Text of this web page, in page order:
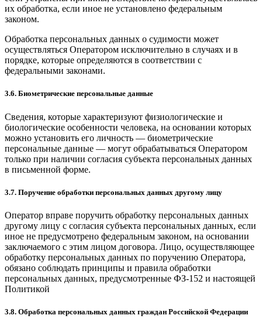
их обработка, если иное не установлено федеральным
законом.
Обработка персональных данных о судимости может
осуществляться Оператором исключительно в случаях и в
порядке, которые определяются в соответствии с
федеральными законами.
3.6. Биометрические персональные данные
Сведения, которые характеризуют физиологические и
биологические особенности человека, на основании которых
можно установить его личность — биометрические
персональные данные — могут обрабатываться Оператором
только при наличии согласия субъекта персональных данных
в письменной форме.
3.7. Поручение обработки персональных данных другому лицу
Оператор вправе поручить обработку персональных данных
другому лицу с согласия субъекта персональных данных, если
иное не предусмотрено федеральным законом, на основании
заключаемого с этим лицом договора. Лицо, осуществляющее
обработку персональных данных по поручению Оператора,
обязано соблюдать принципы и правила обработки
персональных данных, предусмотренные ФЗ-152 и настоящей
Политикой
3.8. Обработка персональных данных граждан Российской Федерации